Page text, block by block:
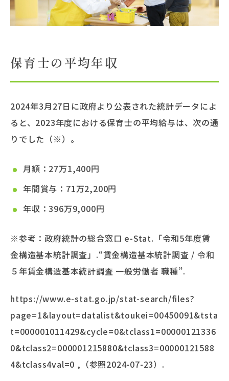
保育士の平均年収
2024年3月27日に政府より公表された統計データによ
ると、2023年度における保育士の平均給与は、次の通
りでした（※）。
月額：27万1,400円
年間賞与：71万2,200円
年収：396万9,000円
※参考：政府統計の総合窓口 e-Stat.「令和5年度賃
金構造基本統計調査」.“賃金構造基本統計調査 / 令和
５年賃金構造基本統計調査 一般労働者 職種”.
https://www.e-stat.go.jp/stat-search/files?
page=1&layout=datalist&toukei=00450091&tsta
t=000001011429&cycle=0&tclass1=00000121336
0&tclass2=000001215880&tclass3=00000121588
4&tclass4val=0 ,（参照2024-07-23）.